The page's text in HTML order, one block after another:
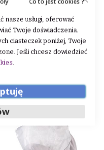
Kentaur I
Rating:
0%
99,00 zł
nasze usługi, oferować
Twoje doświadczenia.
ciasteczek poniżej, Twoje
Jeśli chcesz dowiedzieć
.